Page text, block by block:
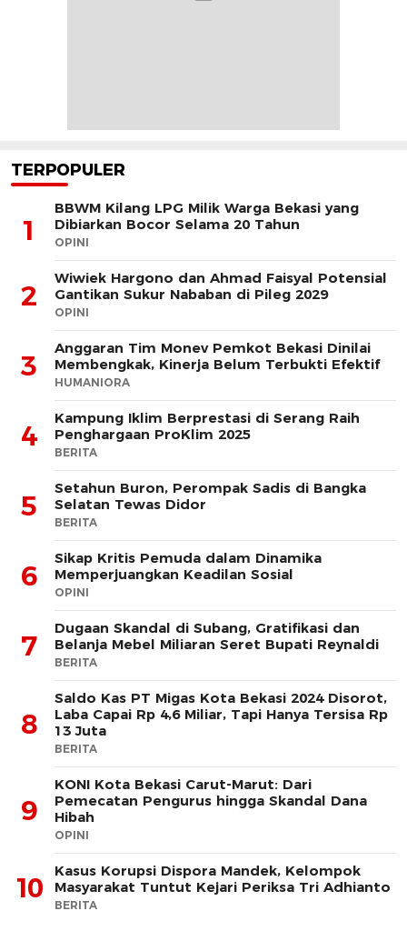
TERPOPULER
1
BBWM Kilang LPG Milik Warga Bekasi yang
Dibiarkan Bocor Selama 20 Tahun
OPINI
2
Wiwiek Hargono dan Ahmad Faisyal Potensial
Gantikan Sukur Nababan di Pileg 2029
OPINI
3
Anggaran Tim Monev Pemkot Bekasi Dinilai
Membengkak, Kinerja Belum Terbukti Efektif
HUMANIORA
4
Kampung Iklim Berprestasi di Serang Raih
Penghargaan ProKlim 2025
BERITA
5
Setahun Buron, Perompak Sadis di Bangka
Selatan Tewas Didor
BERITA
6
Sikap Kritis Pemuda dalam Dinamika
Memperjuangkan Keadilan Sosial
OPINI
7
Dugaan Skandal di Subang, Gratifikasi dan
Belanja Mebel Miliaran Seret Bupati Reynaldi
BERITA
8
Saldo Kas PT Migas Kota Bekasi 2024 Disorot,
Laba Capai Rp 4,6 Miliar, Tapi Hanya Tersisa Rp
13 Juta
BERITA
9
KONI Kota Bekasi Carut-Marut: Dari
Pemecatan Pengurus hingga Skandal Dana
Hibah
OPINI
10
Kasus Korupsi Dispora Mandek, Kelompok
Masyarakat Tuntut Kejari Periksa Tri Adhianto
BERITA